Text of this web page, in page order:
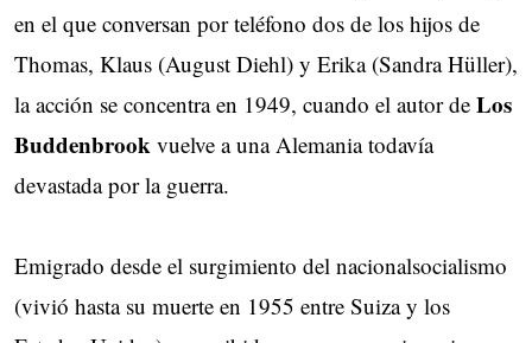
en el que conversan por teléfono dos de los hijos de
Thomas, Klaus (August Diehl) y Erika (Sandra Hüller),
la acción se concentra en 1949, cuando el autor de Los
Buddenbrook vuelve a una Alemania todavía
devastada por la guerra.
Emigrado desde el surgimiento del nacionalsocialismo
(vivió hasta su muerte en 1955 entre Suiza y los